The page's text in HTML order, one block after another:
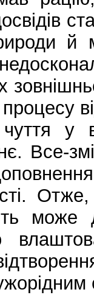
й
чуття
Bce-
може